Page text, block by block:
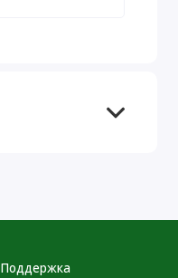
Поддержка